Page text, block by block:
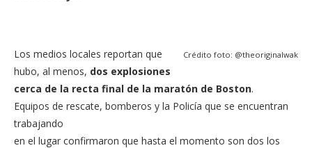
Crédito foto: @theoriginalwak
Los medios locales reportan que
hubo, al menos, dos explosiones
cerca de la recta final de la maratón de Boston.
Equipos de rescate, bomberos y la Policía que se encuentran
trabajando
en el lugar confirmaron que hasta el momento son dos los